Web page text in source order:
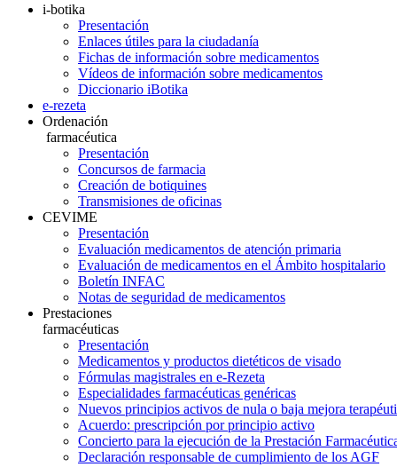
i-botika
Presentación
Enlaces útiles para la ciudadanía
Fichas de información sobre medicamentos
Vídeos de información sobre medicamentos
Diccionario iBotika
e-rezeta
Ordenación
farmacéutica
Presentación
Concursos de farmacia
Creación de botiquines
Transmisiones de oficinas
CEVIME
Presentación
Evaluación medicamentos de atención primaria
Evaluación de medicamentos en el Ámbito hospitalario
Boletín INFAC
Notas de seguridad de medicamentos
Prestaciones
farmacéuticas
Presentación
Medicamentos y productos dietéticos de visado
Fórmulas magistrales en e-Rezeta
Especialidades farmacéuticas genéricas
Nuevos principios activos de nula o baja mejora
Acuerdo: prescripción por principio activo
Concierto para la ejecución de la Prestación
Declaración responsable de cumplimiento de los AGF